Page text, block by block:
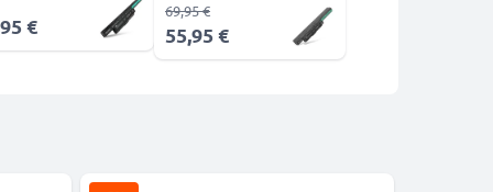
€ 55,95 €
69,95 €